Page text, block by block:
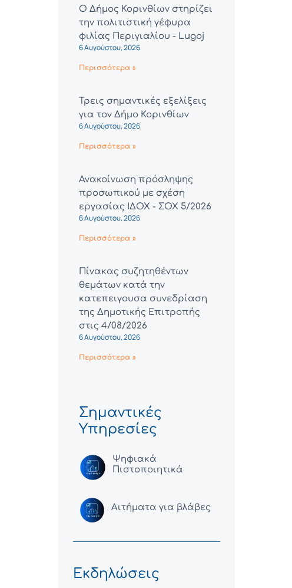
Ο Δήμος Κορινθίων στηρίζει
την πολιτιστική γέφυρα
φιλίας Περιγιαλίου - Lugoj
6 Αυγούστου, 2026
Περισσότερα »
Τρεις σημαντικές εξελίξεις
για τον Δήμο Κορινθίων
6 Αυγούστου, 2026
Περισσότερα »
Ανακοίνωση πρόσληψης
προσωπικού με σχέση
εργασίας ΙΔΟΧ - ΣΟΧ 5/2026
6 Αυγούστου, 2026
Περισσότερα »
Πίνακας συζητηθέντων
θεμάτων κατά την
κατεπειγουσα συνεδρίαση
της Δημοτικής Επιτροπής
στις 4/08/2026
6 Αυγούστου, 2026
Περισσότερα »
Σημαντικές
Υπηρεσίες
Ψηφιακά
Πιστοποιητικά
Αιτήματα για βλάβες
Εκδηλώσεις